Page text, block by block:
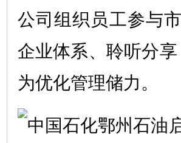
公司组织员工参与
企业体系、聆听分
为优化管理储力。